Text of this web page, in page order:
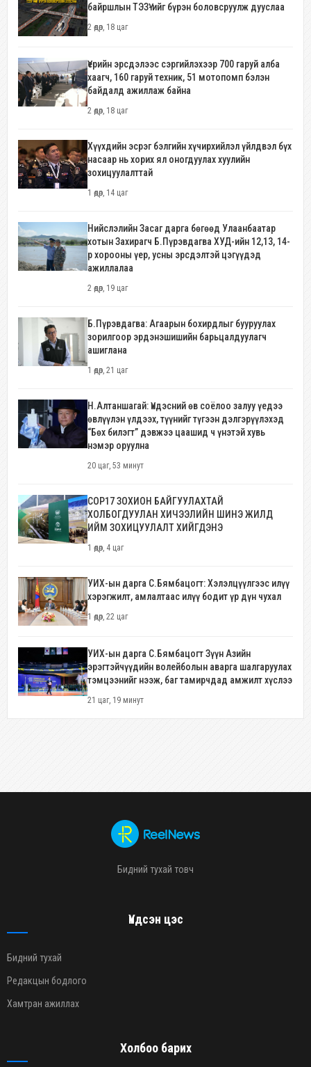
байршлын ТЭЗҮ-ийг бүрэн боловсруулж дууслаа
2 өдөр, 18 цаг
Үерийн эрсдэлээс сэргийлэхээр 700 гаруй алба
хаагч, 160 гаруй техник, 51 мотопомп бэлэн
байдалд ажиллаж байна
2 өдөр, 18 цаг
Хүүхдийн эсрэг бэлгийн хүчирхийлэл үйлдвэл бүх
насаар нь хорих ял оногдуулах хуулийн
зохицуулалттай
1 өдөр, 14 цаг
Нийслэлийн Засаг дарга бөгөөд Улаанбаатар
хотын Захирагч Б.Пүрэвдагва ХУД-ийн 12,13, 14-
р хорооны үер, усны эрсдэлтэй цэгүүдэд
ажиллалаа
2 өдөр, 19 цаг
Б.Пүрэвдагва: Агаарын бохирдлыг бууруулах
зорилгоор эрдэнэшишийн барьцалдуулагч
ашиглана
1 өдөр, 21 цаг
Н.Алтаншагай: Үндэсний өв соёлоо залуу үедээ
өвлүүлэн үлдээх, түүнийг түгээн дэлгэрүүлэхэд
“Бөх билэгт” дэвжээ цаашид ч үнэтэй хувь
нэмэр оруулна
20 цаг, 53 минут
COP17 ЗОХИОН БАЙГУУЛАХТАЙ
ХОЛБОГДУУЛАН ХИЧЭЭЛИЙН ШИНЭ ЖИЛД
ИЙМ ЗОХИЦУУЛАЛТ ХИЙГДЭНЭ
1 өдөр, 4 цаг
УИХ-ын дарга С.Бямбацогт: Хэлэлцүүлгээс илүү
хэрэгжилт, амлалтаас илүү бодит үр дүн чухал
1 өдөр, 22 цаг
УИХ-ын дарга С.Бямбацогт Зүүн Азийн
эрэгтэйчүүдийн волейболын аварга шалгаруулах
тэмцээнийг нээж, баг тамирчдад амжилт хүслээ
21 цаг, 19 минут
Бидний тухай товч
Үндсэн цэс
Бидний тухай
Редакцын бодлого
Хамтран ажиллах
Холбоо барих